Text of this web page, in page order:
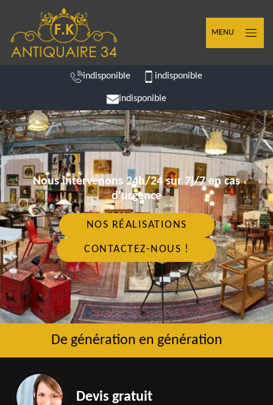
MENU
indisponible indisponible
indisponible
Nous intervenons 24h/24 sur 7j/7 en cas
d'urgence
NOS RÉALISATIONS
CONTACTEZ-NOUS !
De génération en génération
Devis gratuit